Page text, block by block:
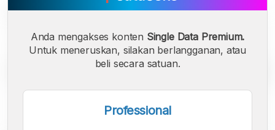
Anda mengakses konten Single Data Premium.
Untuk meneruskan, silakan berlangganan, atau
beli secara satuan.
Professional